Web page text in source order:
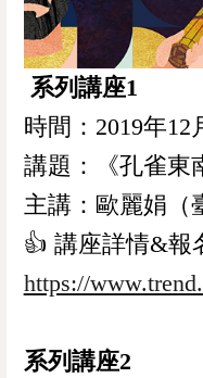
系列講座1
時間：2019年12
講題：《孔雀
主講：歐麗娟（
👍️ 講座詳情&報
https://
系列講座2